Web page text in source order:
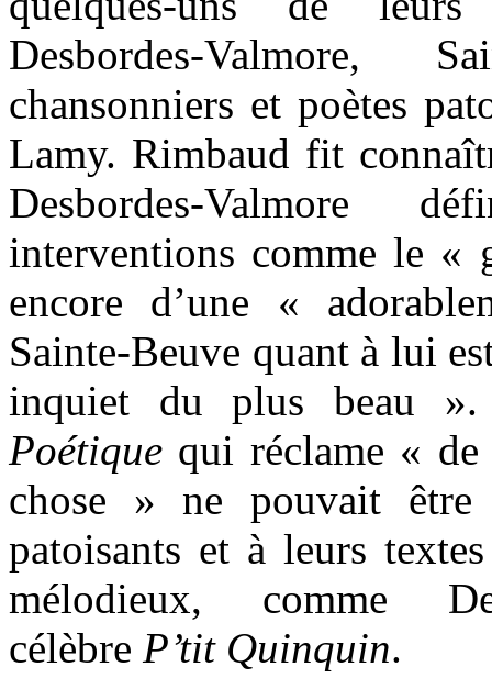
Desbordes-Valmore,
chansonniers et poètes
Lamy. Rimbaud fit
Desbordes-Valmore
interventions comme le «
encore d’une «
Sainte-Beuve quant à lui
inquiet du plus beau ».
Poétique qui réclame «
chose » ne pouvait être
patoisants et à leurs
mélodieux, comme
célèbre P’tit Quinquin.